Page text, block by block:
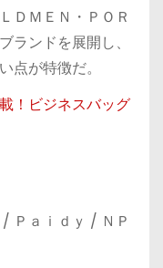
ＤＭＥＮ・ＰＯＲ
ランドを展開し、
点が特徴だ。
！ビジネスバッグ
Ｐａｉｄｙ / ＮＰ